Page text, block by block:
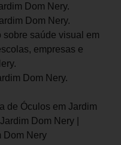
Dom Nery.
Dom Nery.
saúde visual em
empresas e
Dom Nery.
de Óculos em Jardim
Dom Nery |
Dom Nery